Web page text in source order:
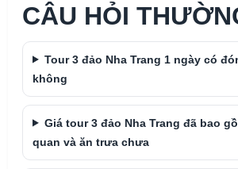
CÂU HỎI
Tour 3 đảo Nha Trang 1 ngày có
không
Giá tour 3 đảo Nha Trang đã bao
quan và ăn trưa chưa